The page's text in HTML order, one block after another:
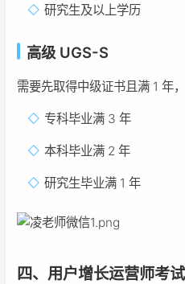
研究生及以上学历
高级 UGS-S
需要先取得中级证书且满 1 年
专科毕业满 3 年
本科毕业满 2 年
研究生毕业满 1 年
四、用户增长运营师考